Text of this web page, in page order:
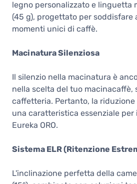
legno personalizzato e linguetta
(45 g), progettato per soddisfare
momenti unici di caffè.
Macinatura Silenziosa
Il silenzio nella macinatura è
nella scelta del tuo macinacaffè,
caffetteria. Pertanto, la
una caratteristica essenziale per
Eureka ORO.
Sistema ELR (Ritenzione
L'inclinazione perfetta della